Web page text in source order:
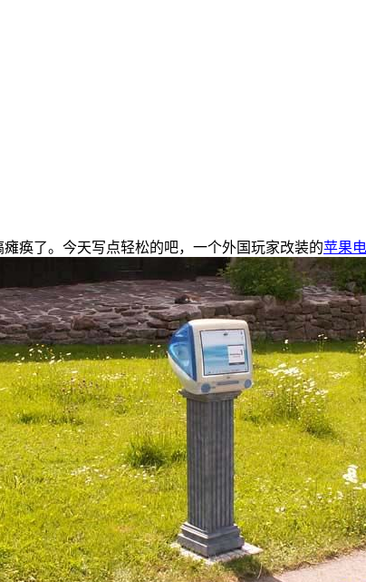
痪了。今天写点轻松的吧，一个外国玩家改装的苹果